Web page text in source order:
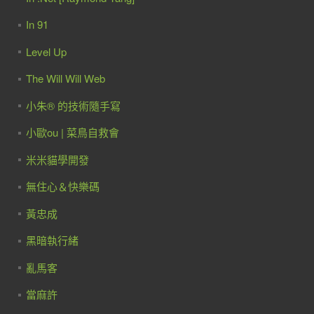
In 91
Level Up
The Will Will Web
小朱® 的技術隨手寫
小歐ou | 菜鳥自救會
米米貓學開發
無住心＆快樂碼
黃忠成
黑暗執行緒
亂馬客
當麻許